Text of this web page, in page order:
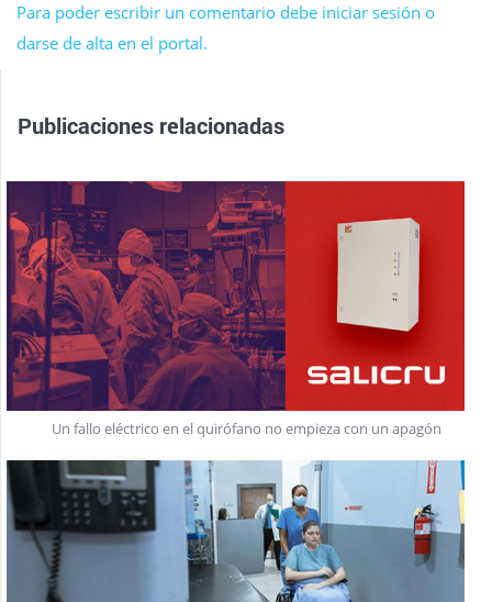
Para poder escribir un comentario debe iniciar sesión o
darse de alta en el portal.
Publicaciones relacionadas
Un fallo eléctrico en el quirófano no empieza con un apagón